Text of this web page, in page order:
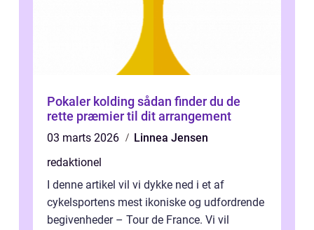
Pokaler kolding sådan finder du de
rette præmier til dit arrangement
03 marts 2026
Linnea Jensen
redaktionel
I denne artikel vil vi dykke ned i et af
cykelsportens mest ikoniske og udfordrende
begivenheder – Tour de France. Vi vil